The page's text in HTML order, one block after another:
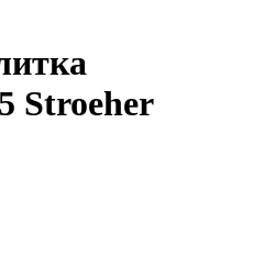
Stroeher